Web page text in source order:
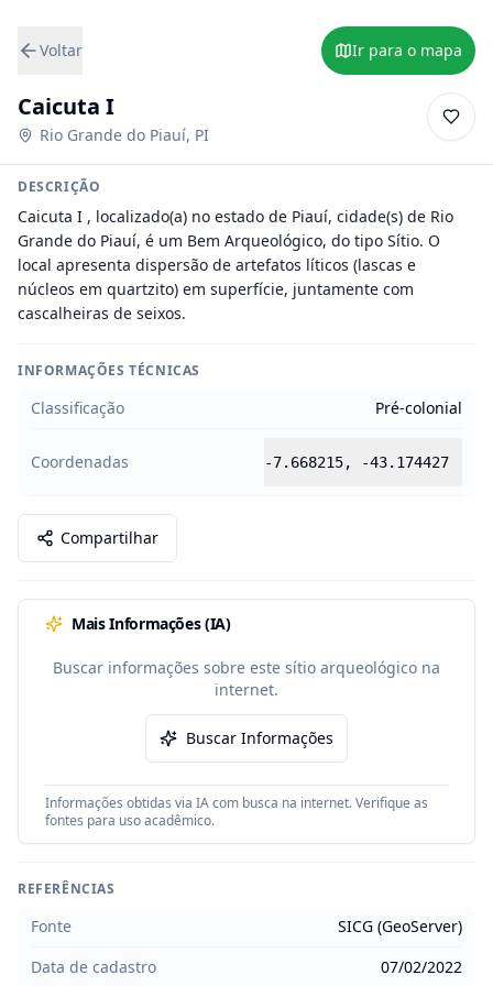
Voltar Ir para o mapa
Caicuta I
Rio Grande do Piauí, PI
DESCRIÇÃO
Caicuta I , localizado(a) no estado de Piauí, cidade(s) de Rio
Grande do Piauí, é um Bem Arqueológico, do tipo Sítio. O
local apresenta dispersão de artefatos líticos (lascas e
núcleos em quartzito) em superfície, juntamente com
cascalheiras de seixos.
INFORMAÇÕES TÉCNICAS
Classificação Pré-colonial
Coordenadas -7.668215, -43.174427
Compartilhar
Mais Informações (IA)
Buscar informações sobre este sítio arqueológico na
internet.
Buscar Informações
Informações obtidas via IA com busca na internet. Verifique as
fontes para uso acadêmico.
REFERÊNCIAS
Fonte
SICG (GeoServer)
Data de cadastro
07/02/2022